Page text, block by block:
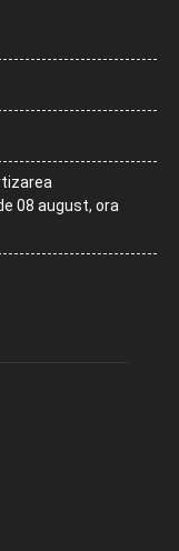
08 august, ora